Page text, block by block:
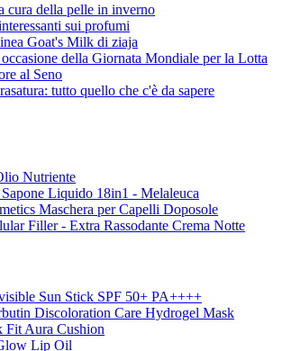
cura della pelle in inverno
sui profumi
Goat's Milk di ziaja
della Giornata Mondiale per la Lotta
al Seno
tutto quello che c'è da sapere
Nutriente
Liquido 18in1 - Melaleuca
Maschera per Capelli Doposole
Filler - Extra Rassodante Crema Notte
Sun Stick SPF 50+ PA++++
Discoloration Care Hydrogel Mask
Aura Cushion
Lip Oil